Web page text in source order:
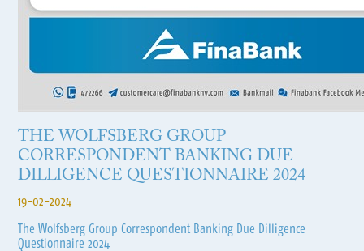
THE WOLFSBERG GROUP
CORRESPONDENT BANKING DUE
DILLIGENCE QUESTIONNAIRE 2024
19-02-2024
The Wolfsberg Group Correspondent Banking Due Dilligence
Questionnaire 2024